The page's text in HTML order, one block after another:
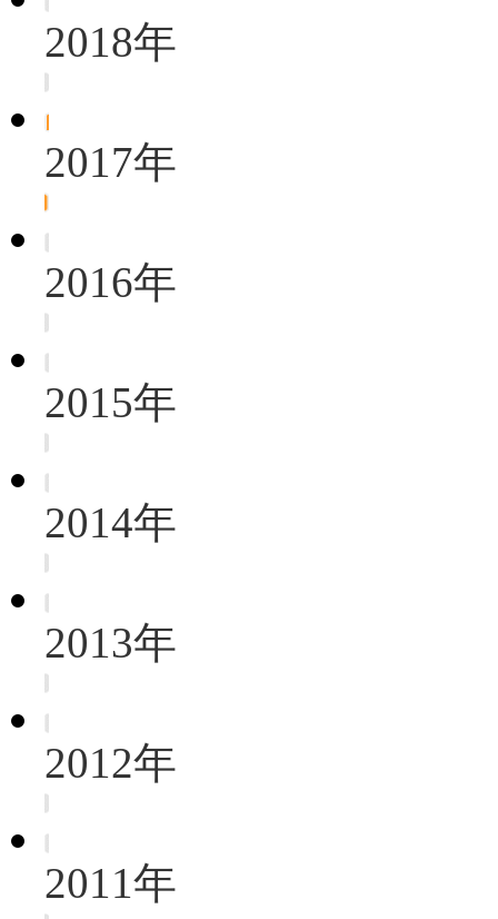
2018年
2017年
2016年
2015年
2014年
2013年
2012年
2011年